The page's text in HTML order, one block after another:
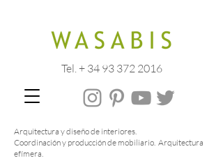
Arquitectura y diseño de interiores.
Coordinación y producción de mobiliario. Arquitectura
efímera.
Tel. + 34 93 372 2016